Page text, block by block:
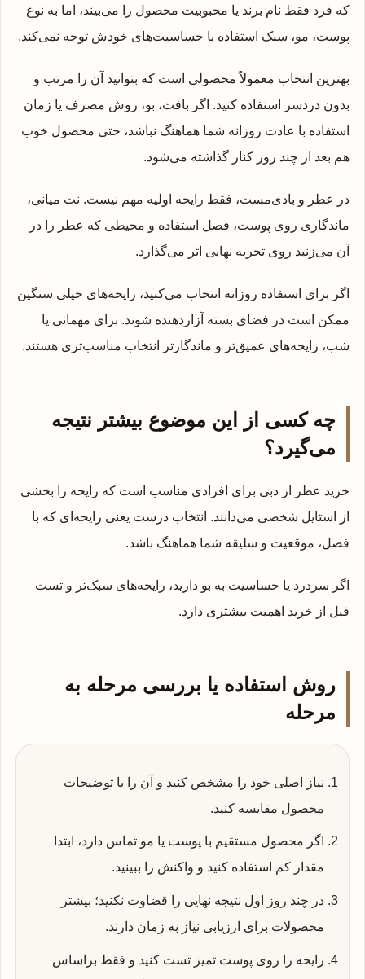
که فرد فقط نام برند یا محبوبیت محصول را می‌بیند، اما به نوع
پوست، مو، سبک استفاده یا حساسیت‌های خودش توجه نمی‌کند.
بهترین انتخاب معمولاً محصولی است که بتوانید آن را مرتب و
بدون دردسر استفاده کنید. اگر بافت، بو، روش مصرف یا زمان
استفاده با عادت روزانه شما هماهنگ نباشد، حتی محصول خوب
هم بعد از چند روز کنار گذاشته می‌شود.
در عطر و بادی‌مست، فقط رایحه اولیه مهم نیست. نت میانی،
ماندگاری روی پوست، فصل استفاده و محیطی که عطر را در
آن می‌زنید روی تجربه نهایی اثر می‌گذارد.
اگر برای استفاده روزانه انتخاب می‌کنید، رایحه‌های خیلی سنگین
ممکن است در فضای بسته آزاردهنده شوند. برای مهمانی یا
شب، رایحه‌های عمیق‌تر و ماندگارتر انتخاب مناسب‌تری هستند.
چه کسی از این موضوع بیشتر نتیجه
می‌گیرد؟
خرید عطر از دبی برای افرادی مناسب است که رایحه را بخشی
از استایل شخصی می‌دانند. انتخاب درست یعنی رایحه‌ای که با
فصل، موقعیت و سلیقه شما هماهنگ باشد.
اگر سردرد یا حساسیت به بو دارید، رایحه‌های سبک‌تر و تست
قبل از خرید اهمیت بیشتری دارد.
روش استفاده یا بررسی مرحله به
مرحله
نیاز اصلی خود را مشخص کنید و آن را با توضیحات
محصول مقایسه کنید.
اگر محصول مستقیم با پوست یا مو تماس دارد، ابتدا
مقدار کم استفاده کنید و واکنش را ببینید.
در چند روز اول نتیجه نهایی را قضاوت نکنید؛ بیشتر
محصولات برای ارزیابی نیاز به زمان دارند.
رایحه را روی پوست تمیز تست کنید و فقط براساس